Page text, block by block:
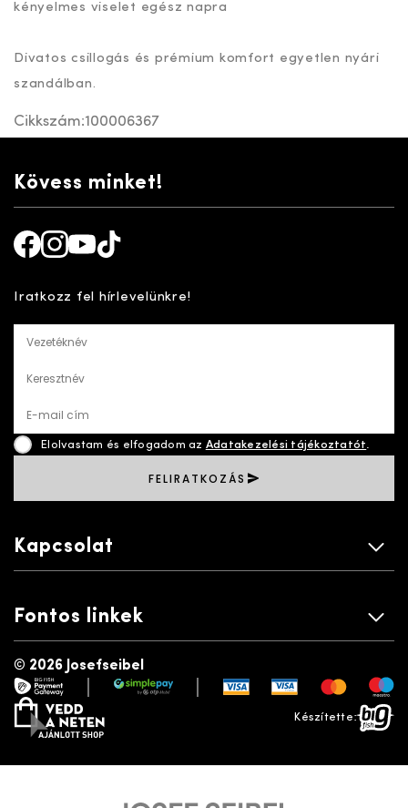
kényelmes viselet egész napra
Divatos csillogás és prémium komfort egyetlen nyári
szandálban.
Cikkszám:100006367
Kövess minket!
Iratkozz fel hírlevelünkre!
Vezetéknév
Keresztnév
E-mail cím
Elolvastam és elfogadom az Adatakezelési tájékoztatót.
FELIRATKOZÁS
Kapcsolat
Fontos linkek
© 2026 Josefseibel
payment gatewaysimplepay
vedd a neten
Készítette:bigfish